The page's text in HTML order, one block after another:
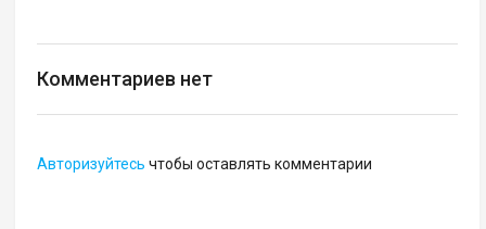
Комментариев нет
Авторизуйтесь чтобы оставлять комментарии